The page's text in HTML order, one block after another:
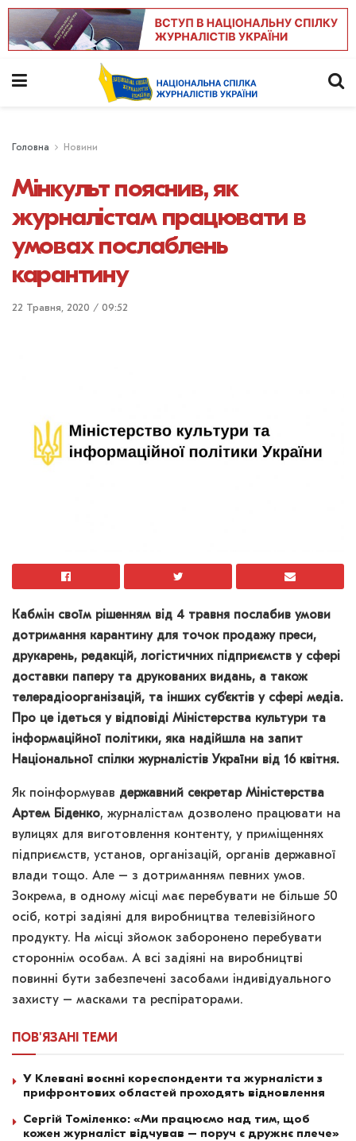
Головна Новини
Мінкульт пояснив, як
журналістам працювати в
умовах послаблень
карантину
22 Травня, 2020 / 09:52
Кабмін своїм рішенням від 4 травня послабив умови
дотримання карантину для точок продажу преси,
друкарень, редакцій, логістичних підприємств у сфері
доставки паперу та друкованих видань, а також
телерадіоорганізацій, та інших суб’єктів у сфері медіа.
Про це ідеться у відповіді Міністерства культури та
інформаційної політики, яка надійшла на запит
Національної спілки журналістів України від 16 квітня.
Як поінформував державний секретар Міністерства
Артем Біденко, журналістам дозволено працювати на
вулицях для виготовлення контенту, у приміщеннях
підприємств, установ, організацій, органів державної
влади тощо. Але – з дотриманням певних умов.
Зокрема, в одному місці має перебувати не більше 50
осіб, котрі задіяні для виробництва телевізійного
продукту. На місці зйомок заборонено перебувати
стороннім особам. А всі задіяні на виробництві
повинні бути забезпечені засобами індивідуального
захисту – масками та респіраторами.
ПОВ'ЯЗАНІ ТЕМИ
У Клевані воєнні кореспонденти та журналісти з
прифронтових областей проходять відновлення
Сергій Томіленко: «Ми працюємо над тим, щоб
кожен журналіст відчував – поруч є дружнє плече»